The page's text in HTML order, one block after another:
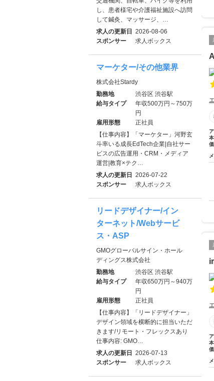
し、患者様宅や介護福祉施設へ訪問
して鍼灸、マッサージ、…
求人の更新日 2026-08-06
スポンサー
求人ボックス
マーケター/その他業界
株式会社Stardy
勤務地
渋谷区 渋谷駅
給与タイプ
年収500万円～750万
円
雇用形態
正社員
【仕事内容】「マーケター」河野玄
斗率いる成長EdTech企業|自社サー
ビスの広告運用・CRM・メディア
運営|教育×テク…
求人の更新日 2026-07-22
スポンサー
求人ボックス
リードデザイナー/イン
ターネット/Webサービ
ス・ASP
GMOグローバルサイン・ホール
ディングス株式会社
勤務地
渋谷区 渋谷駅
給与タイプ
年収650万円～940万
円
雇用形態
正社員
【仕事内容】「リードデザイナー」
デザイン領域を横断的に担当いただ
きます/リモート・フレックスあり
仕事内容: GMO…
求人の更新日 2026-07-13
スポンサー
求人ボックス